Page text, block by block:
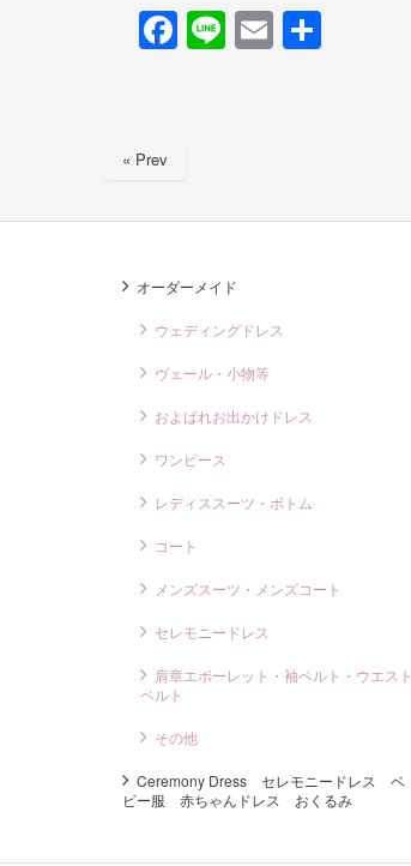
F
a
o
k
Li
n
E
m
« Prev
オーダーメイド
ウェディングドレス
ヴェール・小物等
およばれお出かけドレス
ワンピース
レディススーツ・ボトム
コート
メンズスーツ・メンズコート
セレモニードレス
肩章エポーレット・袖ベルト・ウエスト
ベルト
その他
Ceremony Dress セレモニードレス ベ
ビー服 赤ちゃんドレス おくるみ